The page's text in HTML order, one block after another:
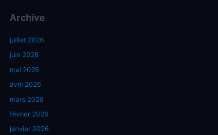
Archive
juillet 2026
juin 2026
mai 2026
avril 2026
mars 2026
février 2026
janvier 2026